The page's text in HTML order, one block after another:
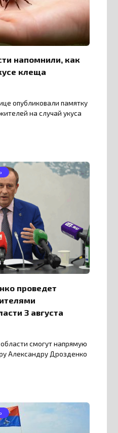
напомнили, как
клеща
опубликовали памятку
на случай укуса
проведет
3 августа
смогут напрямую
Александру Дрозденко